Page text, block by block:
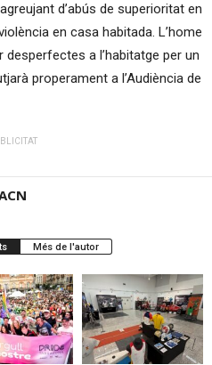
d’abús de superioritat en
en casa habitada. L’home
a l’habitatge per un
properament a l’Audiència de
Més de l'autor